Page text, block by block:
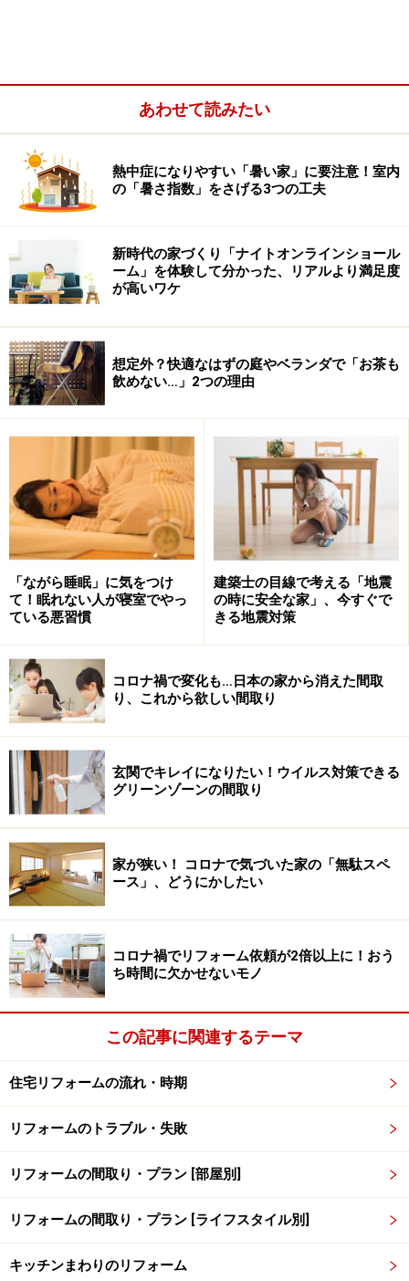
リフォームのトラブルは、それぞれの段階で確認をして
おくだけで防いでいけるものも多いのです。5つの確認
ポイントをご紹介しますのでチェックしていきましょ
う。
リフォームトラブル回避の一か条
業者選びの段階で、体質や姿勢を見抜く
連絡も無く遅れてくるリフォーム業者は、理由もなく工期が
遅れるかも・・・
リフォーム業者選びの段階で、 会社の体質や姿勢をしっ
かりチェックしておきましょう。
連絡もなく約束の時間に遅れる、見積もりを持ってくる
と言ったきり連絡が途絶えた、早朝や夜遅くに契約を勧
める電話が掛かってくる、などがあったら要注意です。
ルーズな体質の会社は、理由もなく工期が遅れたり、迷
惑駐車や喫煙など、近隣トラブルを招くこともありま
す。
相見積りを取る過程
また単純に安いからと言って、リフォーム業者を値段だ
けで選ばないようにしましょう。材料や手間のグレード
をダウンをして価格を抑えているケースもあります。
リフォームトラブル回避の二か条
電話での打ち合わせ、途中の小さな変更も
専用ノートに書く
リフォームトラブルでも多いのが、「言った ・ 言わな
い」
のトラブルです。打ち合わせ中の内容は、業者側が
てメモしょう。時系列がわかりやすいよう
を
作っておくのがオススメです。
時系列がわかりやすいよう、リフォーム専用ノートを作りま
あわせて読みたい
熱中症になりやすい「暑い家」に要注意！室内
の「暑さ指数」をさげる3つの工夫
新時代の家づくり「ナイトオンラインショール
ーム」を体験して分かった、リアルより満足度
が高いワケ
想定外？快適なはずの庭やベランダで「お茶も
飲めない…」2つの理由
「ながら睡眠」に気をつけ
て！眠れない人が寝室でやっ
ている悪習慣
建築士の目線で考える「地震
の時に安全な家」、今すぐで
きる地震対策
コロナ禍で変化も…日本の家から消えた間取
り、これから欲しい間取り
玄関でキレイになりたい！ウイルス対策できる
グリーンゾーンの間取り
家が狭い！ コロナで気づいた家の「無駄スペ
ース」、どうにかしたい
コロナ禍でリフォーム依頼が2倍以上に！おう
ち時間に欠かせないモノ
この記事に関連するテーマ
住宅リフォームの流れ・時期
リフォームのトラブル・失敗
リフォームの間取り・プラン [部屋別]
リフォームの間取り・プラン [ライフスタイル別]
キッチンまわりのリフォーム